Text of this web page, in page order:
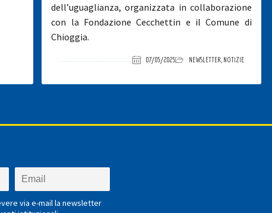
dell’uguaglianza, organizzata in collaborazione
con la Fondazione Cecchettin e il Comune di
Chioggia.
07/05/2025 NEWSLETTER, NOTIZIE
via e-mail la newsletter